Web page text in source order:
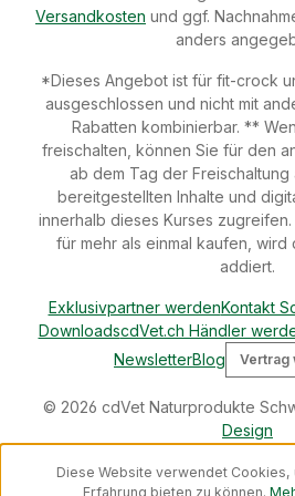
Großpferde (ab ca. 500 kg): 100
ca. 1000 kg): 150 g/Tier.Kühl und
direkter Sonneneinstrahlung
Versandkosten und ggf.
anders
*Dieses Angebot ist für fit-crock
ausgeschlossen und nicht mit
Rabatten kombinierbar. **
freischalten, können Sie für den
ab dem Tag der
bereitgestellten Inhalte und
innerhalb dieses Kurses
für mehr als einmal kaufen,
addiert.
© 2026 cdVet Naturprodukte
Design
Exklusivpartner werdenKontakt
DownloadscdVet.ch Händler
NewsletterBlog Vertrag
Diese Website verwendet
Erfahrung bieten zu können.